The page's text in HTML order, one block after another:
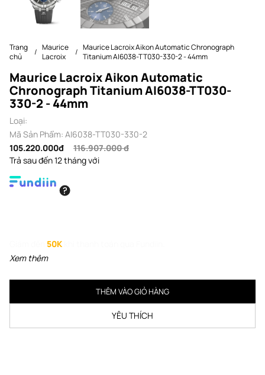
Trang
chủ
Maurice
Lacroix
Maurice Lacroix Aikon Automatic Chronograph
Titanium AI6038-TT030-330-2 - 44mm
Maurice Lacroix Aikon Automatic
Chronograph Titanium AI6038-TT030-
330-2 - 44mm
Loại:
Mã Sản Phẩm: AI6038-TT030-330-2
105.220.000đ
116.907.000 đ
Trả sau đến 12 tháng với
50K
Xem thêm
THÊM VÀO GIỎ HÀNG
YÊU THÍCH